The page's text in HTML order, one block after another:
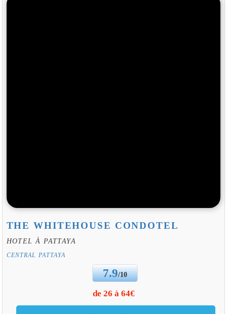
THE WHITEHOUSE CONDOTEL
HOTEL À PATTAYA
CENTRAL PATTAYA
7.9/10
de 26 à 64€